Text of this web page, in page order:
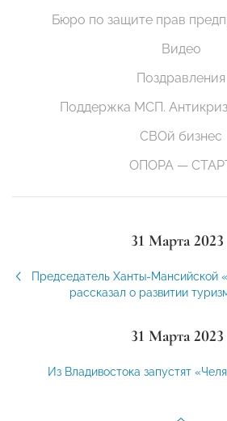
Бюро по защите прав
Видео
Поздравления
Поддержка МСП.
СВОй бизнес
ОПОРА —
31 Марта 2023
Председатель Ханты-
рассказал о развитии
31 Марта 2023
Из Владивостока запустят